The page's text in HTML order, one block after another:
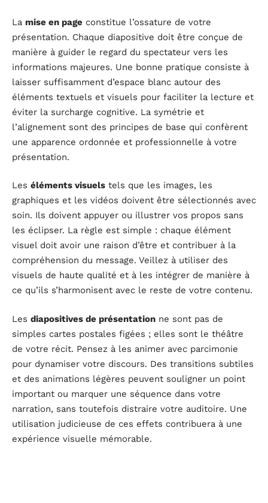
La mise en page constitue l’ossature de votre
présentation. Chaque diapositive doit être conçue de
manière à guider le regard du spectateur vers les
informations majeures. Une bonne pratique consiste à
laisser suffisamment d’espace blanc autour des
éléments textuels et visuels pour faciliter la lecture et
éviter la surcharge cognitive. La symétrie et
l’alignement sont des principes de base qui confèrent
une apparence ordonnée et professionnelle à votre
présentation.
Les éléments visuels tels que les images, les
graphiques et les vidéos doivent être sélectionnés avec
soin. Ils doivent appuyer ou illustrer vos propos sans
les éclipser. La règle est simple : chaque élément
visuel doit avoir une raison d’être et contribuer à la
compréhension du message. Veillez à utiliser des
visuels de haute qualité et à les intégrer de manière à
ce qu’ils s’harmonisent avec le reste de votre contenu.
Les diapositives de présentation ne sont pas de
simples cartes postales figées ; elles sont le théâtre
de votre récit. Pensez à les animer avec parcimonie
pour dynamiser votre discours. Des transitions subtiles
et des animations légères peuvent souligner un point
important ou marquer une séquence dans votre
narration, sans toutefois distraire votre auditoire. Une
utilisation judicieuse de ces effets contribuera à une
expérience visuelle mémorable.